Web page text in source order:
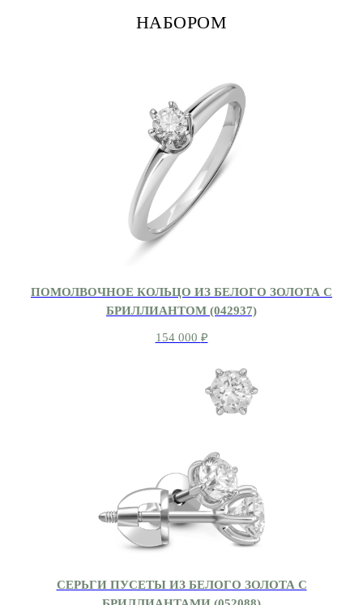
НАБОРОМ
ПОМОЛВОЧНОЕ КОЛЬЦО ИЗ БЕЛОГО ЗОЛОТА С
БРИЛЛИАНТОМ (042937)
154 000 ₽
СЕРЬГИ ПУСЕТЫ ИЗ БЕЛОГО ЗОЛОТА С